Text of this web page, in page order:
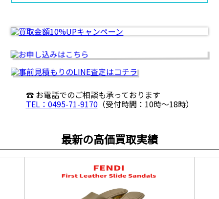
☎ お電話でのご相談も承っております
TEL：0495-71-9170（受付時間：10時〜18時）
最新の高価買取実績